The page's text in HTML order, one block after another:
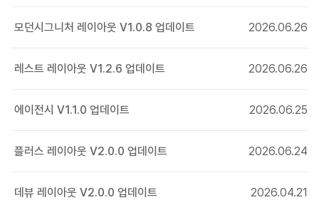
20161219 V1.0.8 업데이트 내역
레이아웃 - 갤러리 섹션 썸네일 간격 설정 옵션추가
레이아웃 - 유투브 섹션 MORE 버튼 옵션 추가
레이아웃 - 헤더영역 로고타이틀이 푸터영역 타이틀 입력값을 가져가는
문제 수정
위젯 - 확장변수로 링크 기능 추가
모던시그니처 레이아웃 V1.0.8 업데이트 2026.06.26
레스트 레이아웃 V1.2.6 업데이트 2026.06.26
에이전시 V1.1.0 업데이트 2026.06.25
플러스 레이아웃 V2.0.0 업데이트 2026.06.24
데뷰 레이아웃 V2.0.0 업데이트 2026.04.21